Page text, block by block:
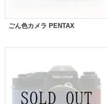
ごん色カメラ PENTAX